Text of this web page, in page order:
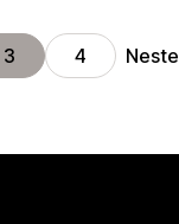
3 4 Neste